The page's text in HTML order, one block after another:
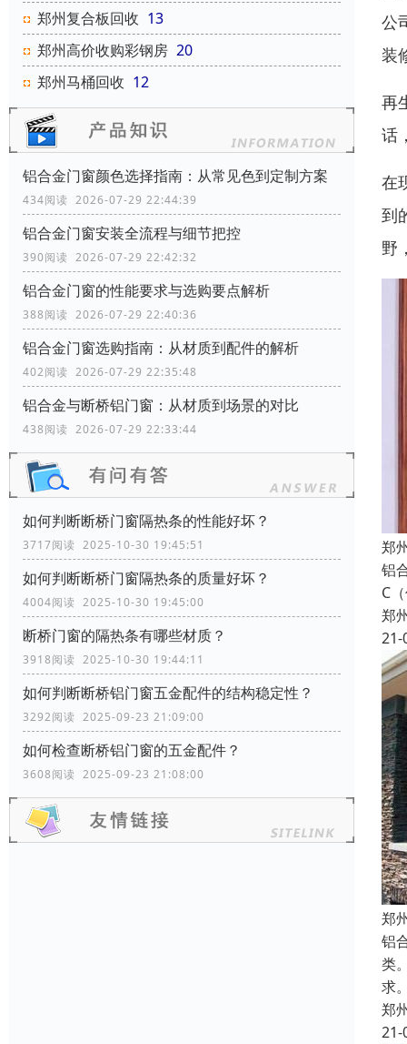
郑州复合板回收 13
郑州高价收购彩钢房 20
郑州马桶回收 12
铝合金门窗颜色选择指南：从常见色到定制方案
434阅读 2026-07-29 22:44:39
铝合金门窗安装全流程与细节把控
390阅读 2026-07-29 22:42:32
铝合金门窗的性能要求与选购要点解析
388阅读 2026-07-29 22:40:36
铝合金门窗选购指南：从材质到配件的解析
402阅读 2026-07-29 22:35:48
铝合金与断桥铝门窗：从材质到场景的对比
438阅读 2026-07-29 22:33:44
如何判断断桥门窗隔热条的性能好坏？
3717阅读 2025-10-30 19:45:51
如何判断断桥门窗隔热条的质量好坏？
4004阅读 2025-10-30 19:45:00
断桥门窗的隔热条有哪些材质？
3918阅读 2025-10-30 19:44:11
如何判断断桥铝门窗五金配件的结构稳定性？
3292阅读 2025-09-23 21:09:00
如何检查断桥铝门窗的五金配件？
3608阅读 2025-09-23 21:08:00
公
装
再
话
在
到
野
郑
铝
C
郑
21-
郑
铝
类
求
郑
21-